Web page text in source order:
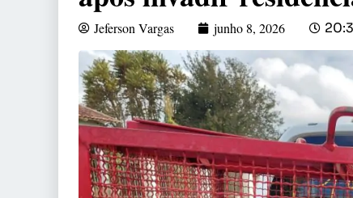
Jeferson Vargas junho 8, 2026